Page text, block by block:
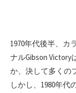
1970年代後半、カ
ナルGibson
か、決して多くの
しかし、1980年